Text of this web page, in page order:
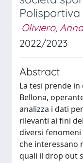
Polisportiva
Oliviero,
2022/2023
Abstract
La tesi prende in
Bellona,
analizza i dati
rilevanti ai fini
diversi
che interessano
quali il drop out